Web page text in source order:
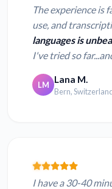
The experience is
use, and
languages is
I've tried so
LM Lana M.
Bern,
I have a 30-40